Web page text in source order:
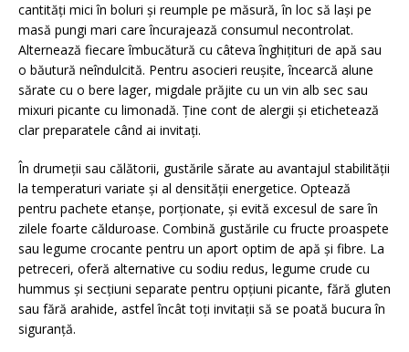
cantități mici în boluri și reumple pe măsură, în loc să lași pe
masă pungi mari care încurajează consumul necontrolat.
Alternează fiecare îmbucătură cu câteva înghițituri de apă sau
o băutură neîndulcită. Pentru asocieri reușite, încearcă alune
sărate cu o bere lager, migdale prăjite cu un vin alb sec sau
mixuri picante cu limonadă. Ține cont de alergii și etichetează
clar preparatele când ai invitați.
În drumeții sau călătorii, gustările sărate au avantajul stabilității
la temperaturi variate și al densității energetice. Optează
pentru pachete etanșe, porționate, și evită excesul de sare în
zilele foarte călduroase. Combină gustările cu fructe proaspete
sau legume crocante pentru un aport optim de apă și fibre. La
petreceri, oferă alternative cu sodiu redus, legume crude cu
hummus și secțiuni separate pentru opțiuni picante, fără gluten
sau fără arahide, astfel încât toți invitații să se poată bucura în
siguranță.